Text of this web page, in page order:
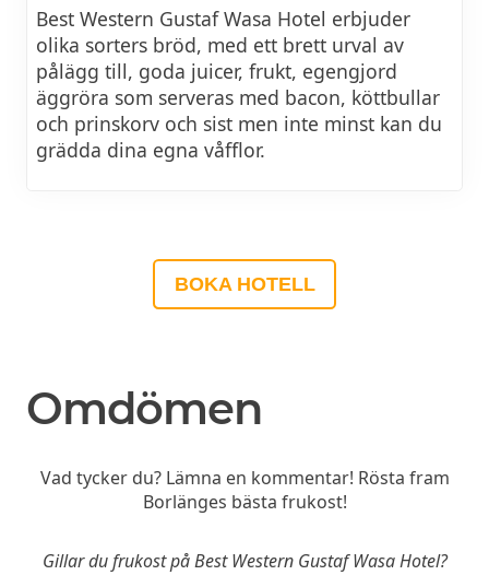
Best Western Gustaf Wasa Hotel erbjuder
olika sorters bröd, med ett brett urval av
pålägg till, goda juicer, frukt, egengjord
äggröra som serveras med bacon, köttbullar
och prinskorv och sist men inte minst kan du
grädda dina egna våfflor.
BOKA HOTELL
Omdömen
Vad tycker du? Lämna en kommentar! Rösta fram
Borlänges bästa frukost!
Gillar du frukost på Best Western Gustaf Wasa Hotel?